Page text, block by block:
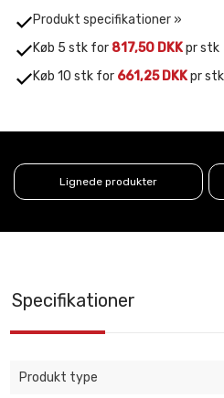
Produkt specifikationer »
Køb 5 stk for 817,50 DKKpr stk
Køb 10 stk for 661,25 DKKpr stk
Lignede produkter
Specifikationer
Produkt type